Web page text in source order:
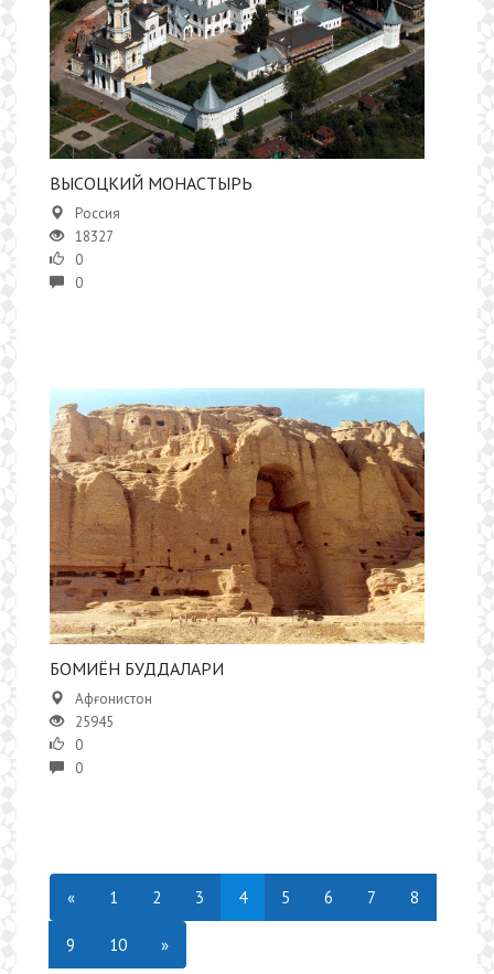
ВЫСОЦКИЙ МОНАСТЫРЬ
Россия
18327
0
0
​БОМИЁН БУДДАЛАРИ
Афғонистон
25945
0
0
« 1 2 3 4 5 6 7 8
9 10 »